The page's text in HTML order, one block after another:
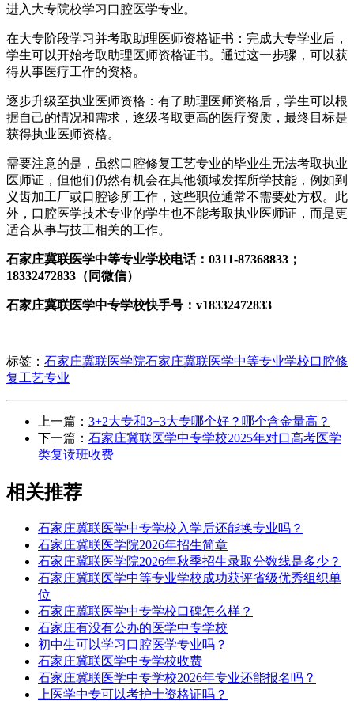
进入大专院校学习口腔医学专业。
在大专阶段学习并考取助理医师资格证书：完成大专学业后，
学生可以开始考取助理医师资格证书。通过这一步骤，可以获
得从事医疗工作的资格。
逐步升级至执业医师资格：有了助理医师资格后，学生可以根
据自己的情况和需求，逐级考取更高的医疗资质，最终目标是
获得执业医师资格。
需要注意的是，虽然口腔修复工艺专业的毕业生无法考取执业
医师证，但他们仍然有机会在其他领域发挥所学技能，例如到
义齿加工厂或口腔诊所工作，这些职位通常不需要处方权。此
外，口腔医学技术专业的学生也不能考取执业医师证，而是更
适合从事与技工相关的工作。
石家庄冀联医学中等专业学校电话：0311-87368833；
18332472833（同微信）
石家庄冀联医学中专学校快手号：v18332472833
标签： 石家庄冀联医学院石家庄冀联医学中等专业学校口腔修
复工艺专业
上一篇： 3+2大专和3+3大专哪个好？哪个含金量高？
下一篇： 石家庄冀联医学中专学校2025年对口高考医学
类复读班收费
相关推荐
石家庄冀联医学中专学校入学后还能换专业吗？
石家庄冀联医学院2026年招生简章
石家庄冀联医学院2026年秋季招生录取分数线是多少？
石家庄冀联医学中等专业学校成功获评省级优秀组织单
位
石家庄冀联医学中专学校口碑怎么样？
石家庄有没有公办的医学中专学校
初中生可以学习口腔医学专业吗？
石家庄冀联医学中专学校收费
石家庄冀联医学中专学校2026年专业还能报名吗？
上医学中专可以考护士资格证吗？